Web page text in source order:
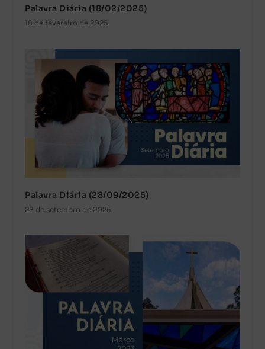
Palavra Diária (18/02/2025)
18 de fevereiro de 2025
Palavra Diária (28/09/2025)
28 de setembro de 2025